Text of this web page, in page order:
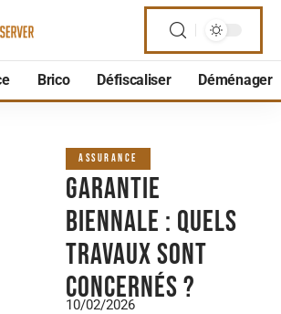
Brico Défiscaliser Déménager
ASSURANCE
Garantie
biennale : quels
travaux sont
concernés ?
10/02/2026